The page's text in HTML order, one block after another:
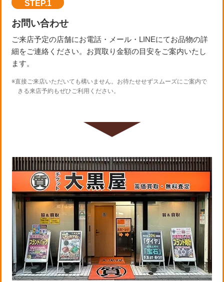
STEP.1
お問い合わせ
ご来店予定の店舗にお電話・メール・LINEにてお品物の詳
細をご連絡ください。お買取り金額の目安をご案内いたし
ます。
※直接ご来店いただいても構いません。お待たせせずスムーズにご案内で
きる来店予約もぜひご利用ください。